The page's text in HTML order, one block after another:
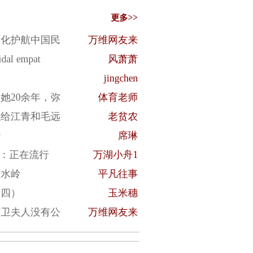
更多>>
护航中国民 万维网友来
empat 风萧萧
jingchen
20余年，弥 体育老师
江青和毛远 老贫农
席琳
正在流行 万湖小舟1
岭 平凡往事
） 玉米穗
夫人没有公 万维网友来